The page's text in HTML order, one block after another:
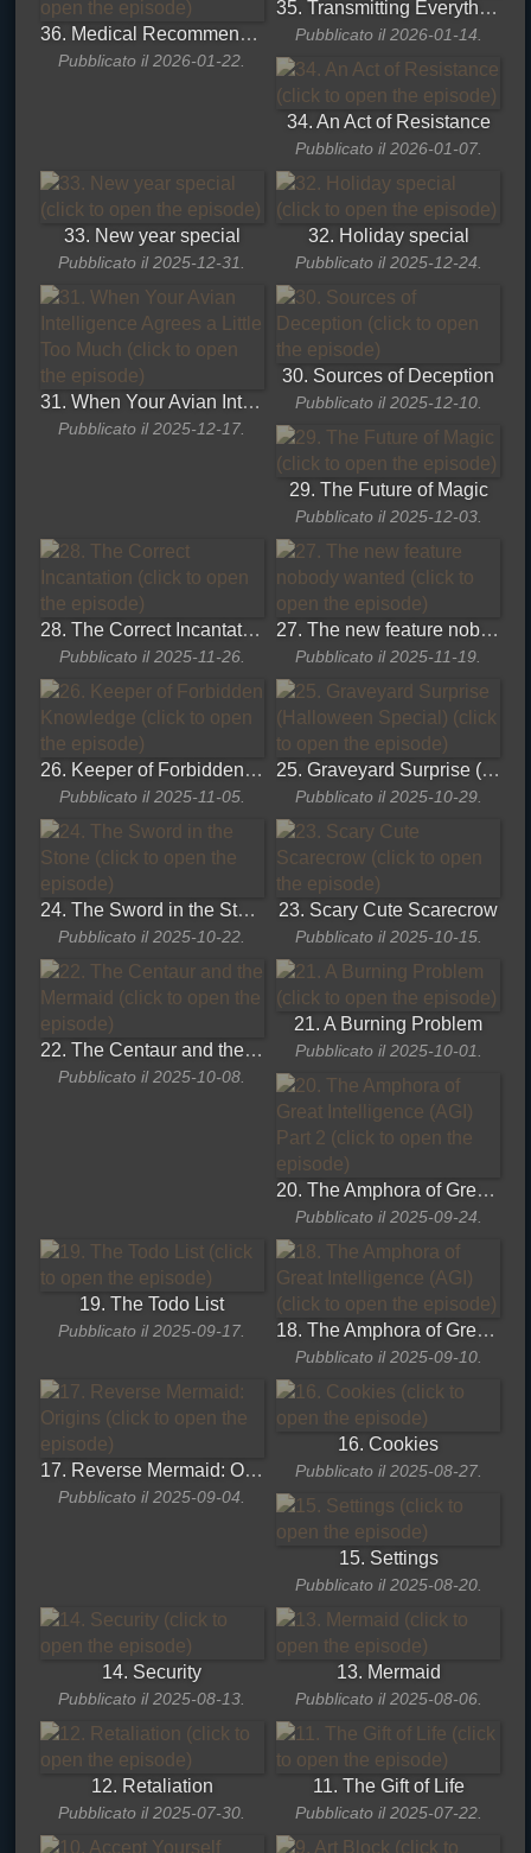
36. Medical Recommendations with Avian Intelligence
Pubblicato il 2026-01-22.
35. Transmitting Everything You Say
Pubblicato il 2026-01-14.
34. An Act of Resistance
Pubblicato il 2026-01-07.
33. New year special
Pubblicato il 2025-12-31.
32. Holiday special
Pubblicato il 2025-12-24.
31. When Your Avian Intelligence Agrees a Little Too Much
Pubblicato il 2025-12-17.
30. Sources of Deception
Pubblicato il 2025-12-10.
29. The Future of Magic
Pubblicato il 2025-12-03.
28. The Correct Incantation
Pubblicato il 2025-11-26.
27. The new feature nobody wanted
Pubblicato il 2025-11-19.
26. Keeper of Forbidden Knowledge
Pubblicato il 2025-11-05.
25. Graveyard Surprise (Halloween Special)
Pubblicato il 2025-10-29.
24. The Sword in the Stone
Pubblicato il 2025-10-22.
23. Scary Cute Scarecrow
Pubblicato il 2025-10-15.
22. The Centaur and the Mermaid
Pubblicato il 2025-10-08.
21. A Burning Problem
Pubblicato il 2025-10-01.
20. The Amphora of Great Intelligence (AGI) Part 2
Pubblicato il 2025-09-24.
19. The Todo List
Pubblicato il 2025-09-17. 18. The Amphora of Great Intelligence (AGI)
Pubblicato il 2025-09-10.
17. Reverse Mermaid: Origins
Pubblicato il 2025-09-04.
16. Cookies
Pubblicato il 2025-08-27.
15. Settings
Pubblicato il 2025-08-20.
14. Security
Pubblicato il 2025-08-13.
13. Mermaid
Pubblicato il 2025-08-06.
12. Retaliation
Pubblicato il 2025-07-30.
11. The Gift of Life
Pubblicato il 2025-07-22.